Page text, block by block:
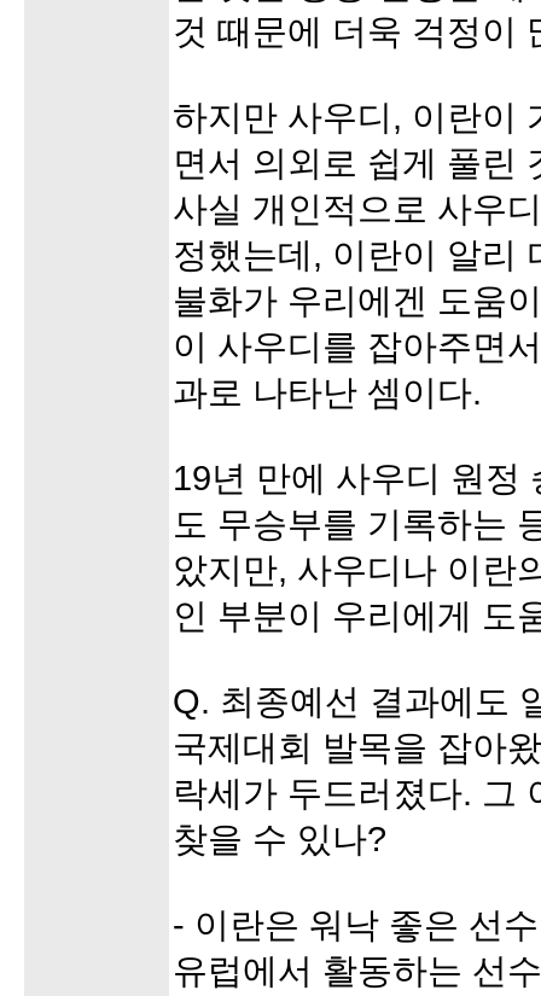
것 때문에 더욱 걱정이
하지만 사우디, 이란이
면서 의외로 쉽게 풀린
사실 개인적으로 사우
정했는데, 이란이 알리
불화가 우리에겐 도움
이 사우디를 잡아주면
과로 나타난 셈이다.
19년 만에 사우디 원정
도 무승부를 기록하는
았지만, 사우디나 이란
인 부분이 우리에게 도
Q. 최종예선 결과에도
국제대회 발목을 잡아
락세가 두드러졌다. 그
찾을 수 있나?
- 이란은 워낙 좋은 선
유럽에서 활동하는 선